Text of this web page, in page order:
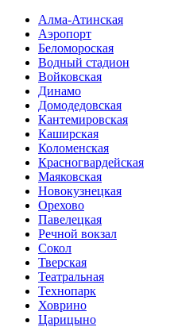
Алма-Атинская
Аэропорт
Беломороская
Водный стадион
Войковская
Динамо
Домоде­довская
Кантеми­ровская
Каширская
Коломенская
Красногвар­дейская
Маяковская
Новокузнецкая
Орехово
Павелецкая
Речной вокзал
Сокол
Тверская
Театральная
Технопарк
Ховрино
Царицыно